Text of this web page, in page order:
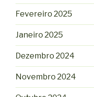
Fevereiro 2025
Janeiro 2025
Dezembro 2024
Novembro 2024